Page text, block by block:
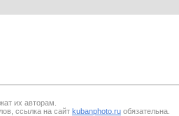
их авторам.
ссылка на сайт kubanphoto.ru обязательна.